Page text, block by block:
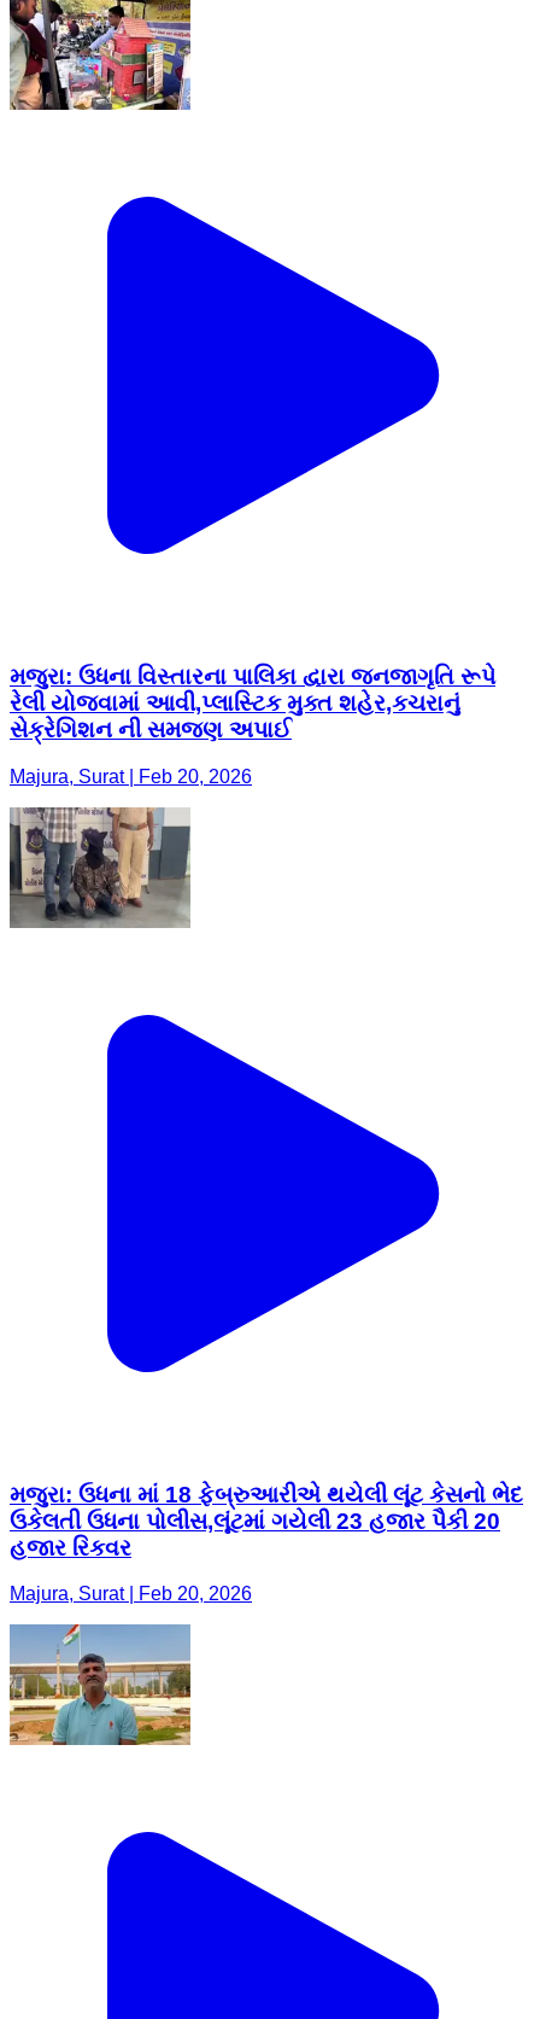
મજુરા: ઉધના વિસ્તારના પાલિકા દ્વારા જનજાગૃતિ રૂપે
રેલી યોજવામાં આવી,પ્લાસ્ટિક મુક્ત શહેર,કચરાનું
સેક્રેગિશન ની સમજણ અપાઈ
Majura, Surat | Feb 20, 2026
મજુરા: ઉધના માં 18 ફેબ્રુઆરીએ થયેલી લૂંટ કેસનો ભેદ
ઉકેલતી ઉધના પોલીસ,લૂંટમાં ગયેલી 23 હજાર પૈકી 20
હજાર રિકવર
Majura, Surat | Feb 20, 2026